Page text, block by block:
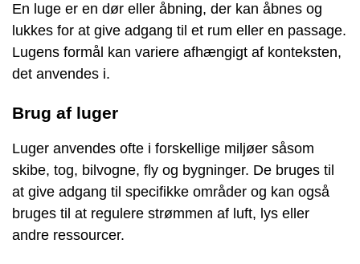
En luge er en dør eller åbning, der kan åbnes og
lukkes for at give adgang til et rum eller en passage.
Lugens formål kan variere afhængigt af konteksten,
det anvendes i.
Brug af luger
Luger anvendes ofte i forskellige miljøer såsom
skibe, tog, bilvogne, fly og bygninger. De bruges til
at give adgang til specifikke områder og kan også
bruges til at regulere strømmen af luft, lys eller
andre ressourcer.